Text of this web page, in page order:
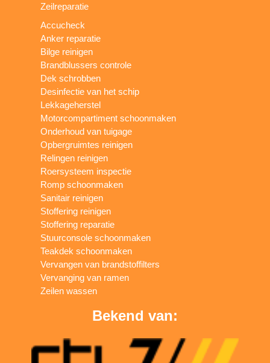
Zeilreparatie
Accucheck
Anker reparatie
Bilge reinigen
Brandblussers controle
Dek schrobben
Desinfectie van het schip
Lekkageherstel
Motorcompartiment schoonmaken
Onderhoud van tuigage
Opbergruimtes reinigen
Relingen reinigen
Roersysteem inspectie
Romp schoonmaken
Sanitair reinigen
Stoffering reinigen
Stoffering reparatie
Stuurconsole schoonmaken
Teakdek schoonmaken
Vervangen van brandstoffilters
Vervanging van ramen
Zeilen wassen
Bekend van: